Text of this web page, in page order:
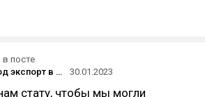
в посте
День 340: за год экспорт в Россию больше всего увеличили Китай, Беларусь и Турция
30.01.2023
стату, чтобы мы могли